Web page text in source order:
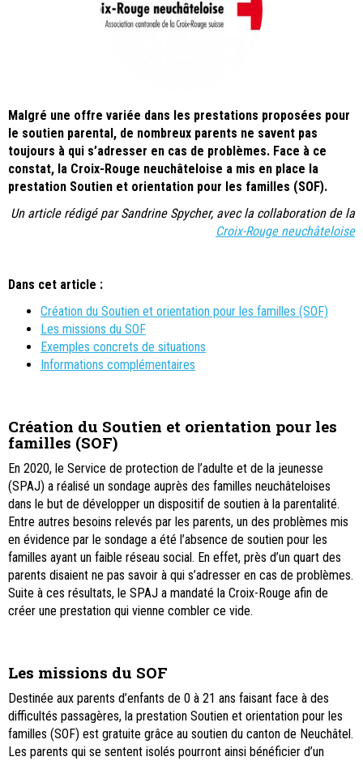
Malgré une offre variée dans les prestations proposées pour
le soutien parental, de nombreux parents ne savent pas
toujours à qui s’adresser en cas de problèmes. Face à ce
constat, la Croix-Rouge neuchâteloise a mis en place la
prestation Soutien et orientation pour les familles (SOF).
Un article rédigé par Sandrine Spycher, avec la collaboration de la
Croix-Rouge neuchâteloise
Dans cet article :
Création du Soutien et orientation pour les familles (SOF)
Les missions du SOF
Exemples concrets de situations
Informations complémentaires
Création du Soutien et orientation pour les
familles (SOF)
En 2020, le Service de protection de l’adulte et de la jeunesse
(SPAJ) a réalisé un sondage auprès des familles neuchâteloises
dans le but de développer un dispositif de soutien à la parentalité.
Entre autres besoins relevés par les parents, un des problèmes mis
en évidence par le sondage a été l’absence de soutien pour les
familles ayant un faible réseau social. En effet, près d’un quart des
parents disaient ne pas savoir à qui s’adresser en cas de problèmes.
Suite à ces résultats, le SPAJ a mandaté la Croix-Rouge afin de
créer une prestation qui vienne combler ce vide.
Les missions du SOF
Destinée aux parents d’enfants de 0 à 21 ans faisant face à des
difficultés passagères, la prestation Soutien et orientation pour les
familles (SOF) est gratuite grâce au soutien du canton de Neuchâtel.
Les parents qui se sentent isolés pourront ainsi bénéficier d’un